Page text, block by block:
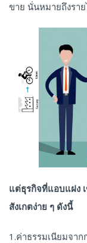
ขาย นั่นหมายถึงรา
แต่ธุรกิจที่แอบแฝง
สังเกตง่าย ๆ ดังนี้
1.ค่าธรรมเนียมจา